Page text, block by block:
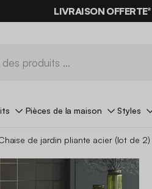
LIVRAISON OFFERTE*
Pièces de la maison Styles
de jardin pliante acier (lot de 2)